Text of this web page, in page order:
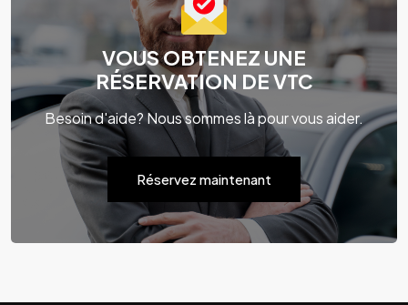
VOUS OBTENEZ UNE
RÉSERVATION DE VTC
Besoin d'aide? Nous sommes là pour vous aider.
Réservez maintenant